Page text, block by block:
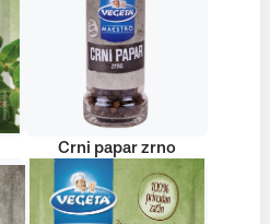
Crni papar zrno